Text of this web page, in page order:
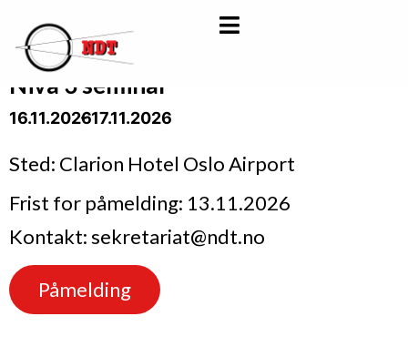
Nivå 3 seminar
16.11.2026- 17.11.2026
Sted: Clarion Hotel Oslo Airport
Frist for påmelding: 13.11.2026
Kontakt: sekretariat@ndt.no
Påmelding